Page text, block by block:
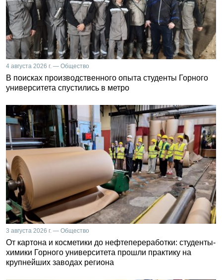
4 августа 2026 г. — Общество
В поисках производственного опыта студенты Горного
университета спустились в метро
3 августа 2026 г. — Общество
От картона и косметики до нефтепереработки: студенты-
химики Горного университета прошли практику на
крупнейших заводах региона